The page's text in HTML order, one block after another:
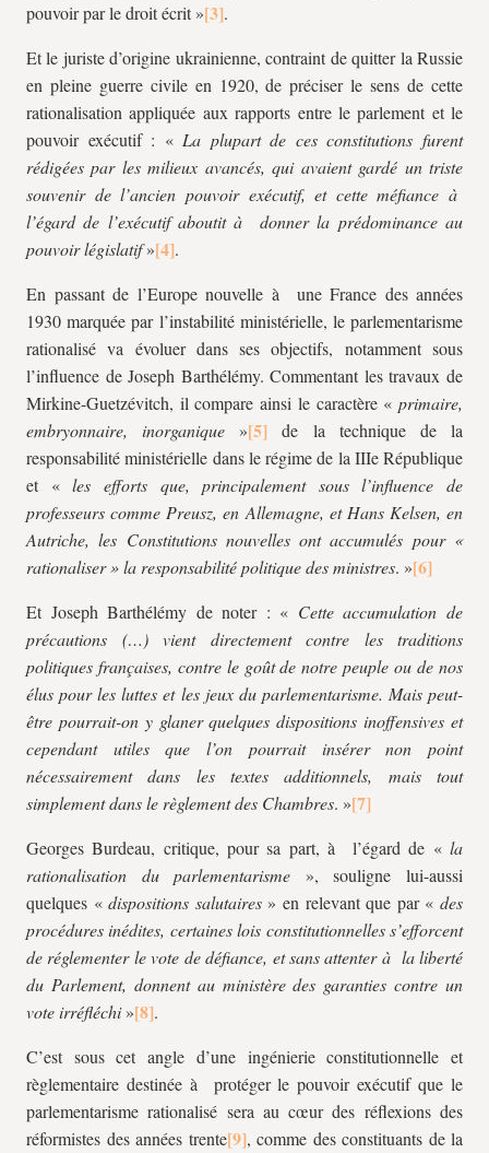
pouvoir par le droit écrit »
.
Et le juriste d’origine ukrainienne, contraint de quitter la Russie
en pleine guerre civile en 1920, de préciser le sens de cette
rationalisation appliquée aux rapports entre le parlement et le
pouvoir exécutif : « La plupart de ces constitutions furent
rédigées par les milieux avancés, qui avaient gardé un triste
souvenir de l’ancien pouvoir exécutif, et cette méfiance à
l’égard de l’exécutif aboutit à donner la prédominance au
pouvoir législatif»
.
En passant de l’Europe nouvelle à une France des années
1930 marquée par l’instabilité ministérielle, le parlementarisme
rationalisé va évoluer dans ses objectifs, notamment sous
l’influence de Joseph Barthélémy. Commentant les travaux de
Mirkine-Guetzévitch, il compare ainsi le caractère « primaire,
embryonnaire,
inorganique »
de la technique de la
responsabilité ministérielle dans le régime de la IIIe République
et «les efforts que, principalement sous l’influence de
professeurs comme Preusz, en Allemagne, et Hans Kelsen, en
Autriche, les Constitutions nouvelles ont accumulés pour «
rationaliser » la responsabilité politique des ministres. »
Et Joseph Barthélémy de noter : « Cette accumulation de
précautions (…) vient directement contre les traditions
politiques françaises, contre le goût de notre peuple ou de nos
élus pour les luttes et les jeux du parlementarisme. Mais peut-
être pourrait-on y glaner quelques dispositions inoffensives et
cependant utiles que l’on pourrait insérer non point
nécessairement dans les textes additionnels, mais tout
simplement dans le règlement des Chambres. »
Georges Burdeau, critique, pour sa part, à l’égard de « la
rationalisation du parlementarisme », souligne lui-aussi
quelques «dispositions salutaires » en relevant que par «des
procédures inédites, certaines lois constitutionnelles s’efforcent
de réglementer le vote de défiance, et sans attenter à la liberté
du Parlement, donnent au ministère des garanties contre un
vote irréfléchi»
.
C’est sous cet angle d’une ingénierie constitutionnelle et
règlementaire destinée à protéger le pouvoir exécutif que le
parlementarisme rationalisé sera au cœur des réflexions des
réformistes des années trente
, comme des constituants de la